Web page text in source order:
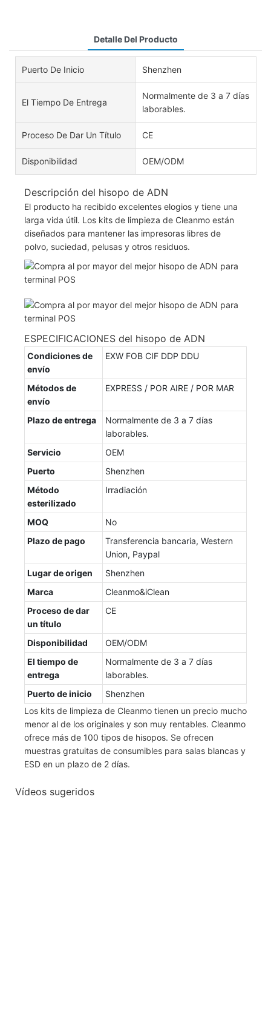
Detalle Del Producto
Puerto De Inicio Shenzhen
El Tiempo De Entrega
Normalmente de 3 a 7 días
laborables.
Proceso De Dar Un Título CE
Disponibilidad OEM/ODM
Descripción del hisopo de ADN
El producto ha recibido excelentes elogios y tiene una
larga vida útil. Los kits de limpieza de Cleanmo están
diseñados para mantener las impresoras libres de
polvo, suciedad, pelusas y otros residuos.
ESPECIFICACIONES del hisopo de ADN
Condiciones de
envío
EXW FOB CIF DDP DDU
Métodos de
envío
EXPRESS / POR AIRE / POR MAR
Plazo de entrega
Normalmente de 3 a 7 días
laborables.
Servicio
OEM
Puerto
Shenzhen
Método
esterilizado
Irradiación
MOQ
No
Plazo de pago
Transferencia bancaria, Western
Union, Paypal
Lugar de origen
Shenzhen
Marca
Cleanmo&iClean
Proceso de dar
un título
CE
Disponibilidad
OEM/ODM
El tiempo de
entrega
Normalmente de 3 a 7 días
laborables.
Puerto de inicio
Shenzhen
Los kits de limpieza de Cleanmo tienen un precio mucho
menor al de los originales y son muy rentables. Cleanmo
ofrece más de 100 tipos de hisopos. Se ofrecen
muestras gratuitas de consumibles para salas blancas y
ESD en un plazo de 2 días.
Vídeos sugeridos